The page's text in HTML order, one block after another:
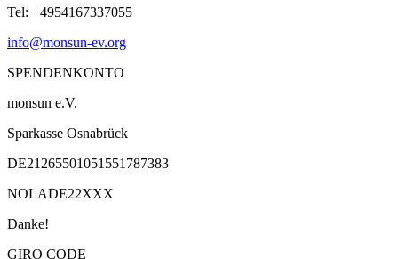
Tel: +4954167337055
info@monsun-ev.org
SPENDENKONTO
monsun e.V.
Sparkasse Osnabrück
DE21265501051551787383
NOLADE22XXX
Danke!
GIRO CODE